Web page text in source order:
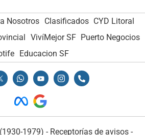
Nosotros Clasificados CYD Litoral
VivíMejor SF Puerto Negocios
Educacion SF
1979) - Receptorías de avisos -